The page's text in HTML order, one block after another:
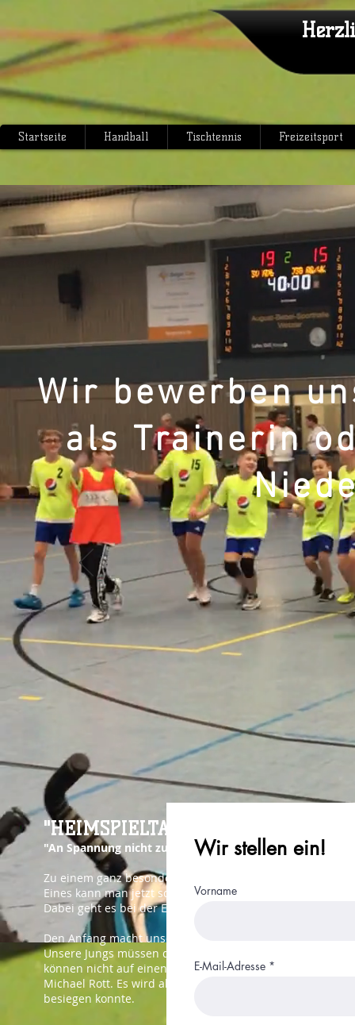
Startseite Handball Tischtennis Freizeitsport
Wir bewerben
als Trainerin
"HEIMSPIELTAG am kommenden
"An Spannung nicht zu überbieten"
Zu einem ganz besonderen Heimspieltag laden die
Eines kann man jetzt schon voraussagen: "Nichts für
Dabei geht es bei der E-Jugend und der männlichen D-
Den Anfang macht unsere
Unsere Jungs müssen das Spiel gewinnen, will man den
können nicht auf einen Ausrutscher der Eibelshäuser
Michael Rott. Es wird also ein spannendes Spiel
besiegen konnte.
Wir stellen ein!
Vorname
E-Mail-Adresse